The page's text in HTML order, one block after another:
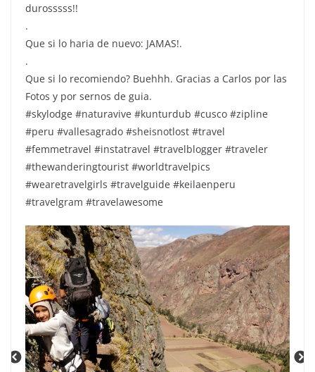
durosssss!!
.
Que si lo haria de nuevo: JAMAS!.
.
Que si lo recomiendo? Buehhh. Gracias a Carlos por las
Fotos y por sernos de guia.
#skylodge #naturavive #kunturdub #cusco #zipline
#peru #vallesagrado #sheisnotlost #travel
#femmetravel #instatravel #travelblogger #traveler
#thewanderingtourist #worldtravelpics
#wearetravelgirls #travelguide #keilaenperu
#travelgram #travelawesome